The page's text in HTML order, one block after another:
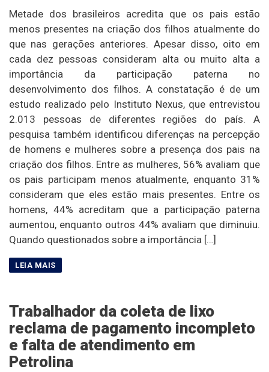
Metade dos brasileiros acredita que os pais estão
menos presentes na criação dos filhos atualmente do
que nas gerações anteriores. Apesar disso, oito em
cada dez pessoas consideram alta ou muito alta a
importância da participação paterna no
desenvolvimento dos filhos. A constatação é de um
estudo realizado pelo Instituto Nexus, que entrevistou
2.013 pessoas de diferentes regiões do país. A
pesquisa também identificou diferenças na percepção
de homens e mulheres sobre a presença dos pais na
criação dos filhos. Entre as mulheres, 56% avaliam que
os pais participam menos atualmente, enquanto 31%
consideram que eles estão mais presentes. Entre os
homens, 44% acreditam que a participação paterna
aumentou, enquanto outros 44% avaliam que diminuiu.
Quando questionados sobre a importância […]
Trabalhador da coleta de lixo
reclama de pagamento incompleto
e falta de atendimento em
Petrolina